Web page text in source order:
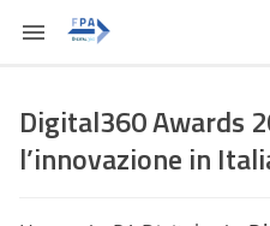
Digital360 Awards
l’innovazione in